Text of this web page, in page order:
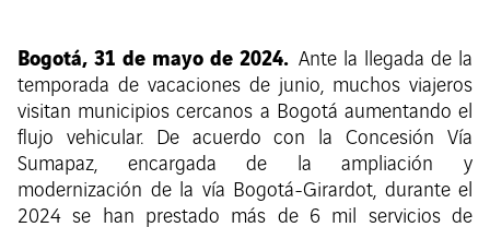
Bogotá, 31 de mayo de 2024. Ante la llegada de la
temporada de vacaciones de junio, muchos viajeros
visitan municipios cercanos a Bogotá aumentando el
flujo vehicular. De acuerdo con la Concesión Vía
Sumapaz, encargada de la ampliación y
modernización de la vía Bogotá-Girardot, durante el
2024 se han prestado más de 6 mil servicios de